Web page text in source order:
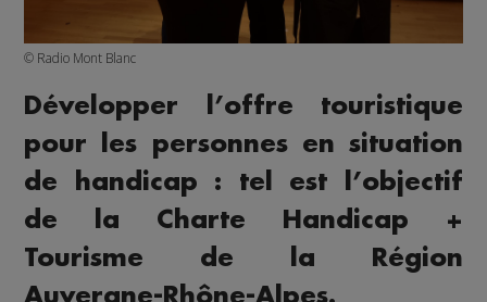
© Radio Mont Blanc
Développer l’offre touristique
pour les personnes en situation
de handicap : tel est l’objectif
de la Charte Handicap +
Tourisme de la Région
Auvergne-Rhône-Alpes.